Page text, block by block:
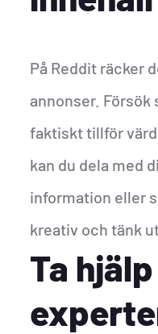
På Reddit räcker
annonser. Försök
faktiskt tillför
kan du dela med
information eller
kreativ och tänk
Ta